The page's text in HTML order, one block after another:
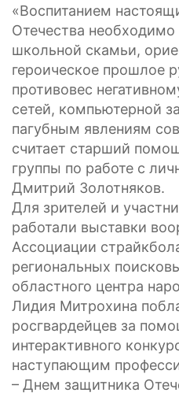
«Воспитанием
Отечества необходимо
школьной скамьи,
героическое прошлое
противовес
сетей, компьютерной
пагубным явлениям
считает старший
группы по работе с
Дмитрий Золотняков.
Для зрителей и
работали выставки
Ассоциации
региональных
областного центра
Лидия Митрохина
росгвардейцев за
интерактивного
наступающим
– Днем защитника